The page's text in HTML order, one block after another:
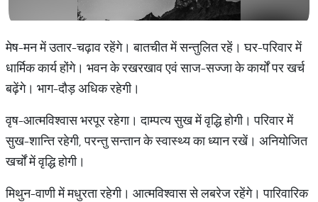
मेष-मन में उतार-चढ़ाव रहेंगे। बातचीत में सन्तुलित रहें। घर-परिवार में
धार्मिक कार्य होंगे। भवन के रखरखाव एवं साज-सज्जा के कार्यों पर खर्च
बढ़ेंगे। भाग-दौड़ अधिक रहेगी।
वृष-आत्मविश्वास भरपूर रहेगा। दाम्पत्य सुख में वृद्धि होगी। परिवार में
सुख-शान्ति रहेगी, परन्तु सन्तान के स्वास्थ्य का ध्यान रखें। अनियोजित
खर्चों में वृद्धि होगी।
मिथुन-वाणी में मधुरता रहेगी। आत्मविश्वास से लबरेज रहेंगे। पारिवारिक